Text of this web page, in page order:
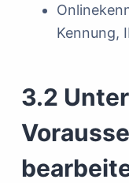
Kennung,
3.2